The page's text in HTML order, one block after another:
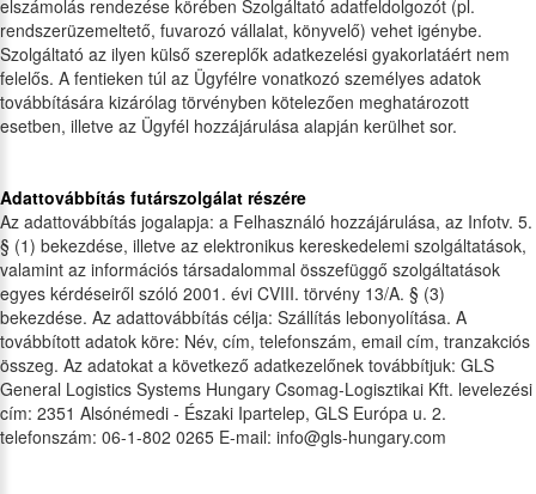
elszámolás rendezése körében Szolgáltató adatfeldolgozót (pl.
rendszerüzemeltető, fuvarozó vállalat, könyvelő) vehet igénybe.
Szolgáltató az ilyen külső szereplők adatkezelési gyakorlatáért nem
felelős. A fentieken túl az Ügyfélre vonatkozó személyes adatok
továbbítására kizárólag törvényben kötelezően meghatározott
esetben, illetve az Ügyfél hozzájárulása alapján kerülhet sor.
Adattovábbítás futárszolgálat részére
Az adattovábbítás jogalapja: a Felhasználó hozzájárulása, az Infotv. 5.
§ (1) bekezdése, illetve az elektronikus kereskedelemi szolgáltatások,
valamint az információs társadalommal összefüggő szolgáltatások
egyes kérdéseiről szóló 2001. évi CVIII. törvény 13/A. § (3)
bekezdése. Az adattovábbítás célja: Szállítás lebonyolítása. A
továbbított adatok köre: Név, cím, telefonszám, email cím, tranzakciós
összeg. Az adatokat a következő adatkezelőnek továbbítjuk: GLS
General Logistics Systems Hungary Csomag-Logisztikai Kft. levelezési
cím: 2351 Alsónémedi - Északi Ipartelep, GLS Európa u. 2.
telefonszám: 06-1-802 0265 E-mail: info@gls-hungary.com